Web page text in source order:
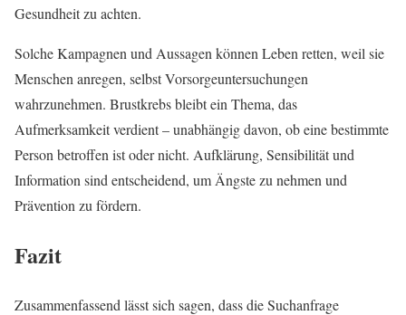
Gesundheit zu achten.
Solche Kampagnen und Aussagen können Leben retten, weil sie
Menschen anregen, selbst Vorsorgeuntersuchungen
wahrzunehmen. Brustkrebs bleibt ein Thema, das
Aufmerksamkeit verdient – unabhängig davon, ob eine bestimmte
Person betroffen ist oder nicht. Aufklärung, Sensibilität und
Information sind entscheidend, um Ängste zu nehmen und
Prävention zu fördern.
Fazit
Zusammenfassend lässt sich sagen, dass die Suchanfrage